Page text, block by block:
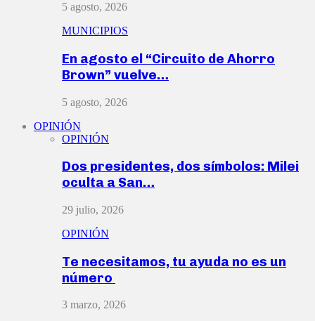
5 agosto, 2026
MUNICIPIOS
En agosto el “Circuito de Ahorro
Brown” vuelve…
5 agosto, 2026
OPINIÓN
OPINIÓN
Dos presidentes, dos símbolos: Milei
oculta a San…
29 julio, 2026
OPINIÓN
Te necesitamos, tu ayuda no es un
número
3 marzo, 2026